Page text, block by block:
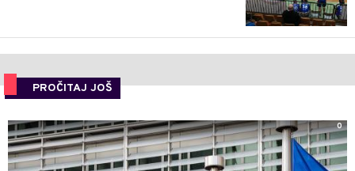
PROČITAJ JOŠ
0